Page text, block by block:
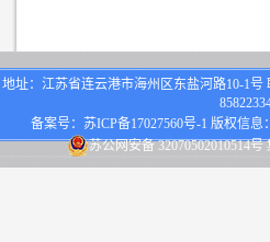
地址：江苏省连云港市海州区东盐河路10-1号
备案号： 苏ICP备17027560号-1 版权信息
苏公网安备 32070502010514号